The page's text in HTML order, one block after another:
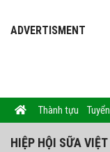
ADVERTISMENT
Thành tựu
HIỆP HỘI SỮA